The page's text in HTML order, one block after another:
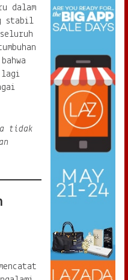
dalam
stabil
lagi
tidak